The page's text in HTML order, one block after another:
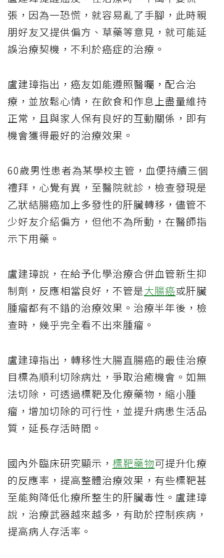
張，因為一恐慌，就容易亂了手腳，此時親
朋好友又提供偏方、草藥等意見，就可能延
誤治療契機，不利於癌症的治療。
盧建璋指出，癌友如能遵照醫囑，配合治
療，並放鬆心情，在飲食和作息上盡量維持
正常，且與家人保有良好的互動關係，即有
機會獲得最好的治療效果。
60歲男性患者為某學校主管，血便持續三個
禮拜，心覺有異，至醫院就診，檢查發現是
乙狀結腸癌加上多發性的肝臟轉移，儘管不
少好友介紹偏方，但他不為所動，在醫師指
示下用藥。
盧建璋說，在給予化學治療合併血管新生抑
制劑，反應相當良好，不管是大腸癌或肝臟
腫瘤都有不錯的治療效果。治療半年後，檢
查時，幾乎完全看不出來腫瘤。
盧建璋指出，轉移性大腸直腸癌的最佳治療
目標為順利切除病灶，爭取治癒機會。如無
法切除，可透過標靶及化療藥物，縮小腫
瘤，增加切除的可行性，並提升病患生活品
質，延長存活時間。
國內外臨床研究顯示， 標靶藥物可提升化療
的反應率，提高整體治療效果，有些標靶甚
至能夠降低化療所整生的肝臟毒性。盧建璋
說，治療武器越來越多，有助於控制疾病，
提高病人存活率。